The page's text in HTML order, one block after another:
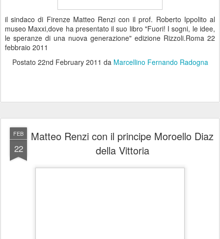
il sindaco di Firenze Matteo Renzi con il prof. Roberto Ippolito al
museo Maxxi,dove ha presentato il suo libro "Fuori! I sogni, le idee,
le speranze di una nuova generazione" edizione Rizzoli.Roma 22
febbraio 2011
Postato 22nd February 2011 da Marcellino Fernando Radogna
FEB
22
Matteo Renzi con il principe Moroello Diaz
della Vittoria